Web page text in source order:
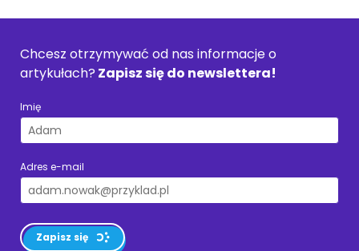
Chcesz otrzymywać od nas informacje o
artykułach? Zapisz się do newslettera!
Imię
Adres e-mail
Zapisz się